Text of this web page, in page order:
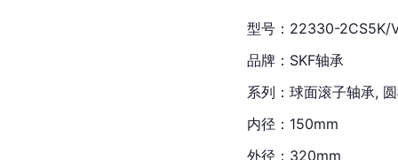
型号：22330-2CS5K/
品牌： SKF轴承
系列：球面滚子轴承,
内径：150mm
外径：320mm